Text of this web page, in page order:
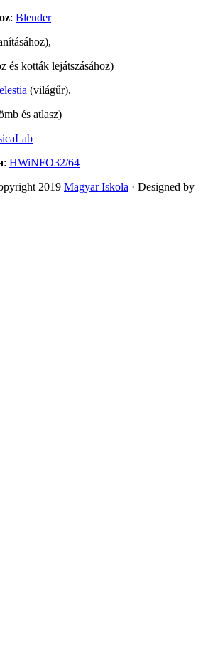
: Blender
és kották lejátszásához)
(világűr),
és atlasz)
: HWiNFO32/64
2019 Magyar Iskola · Designed by